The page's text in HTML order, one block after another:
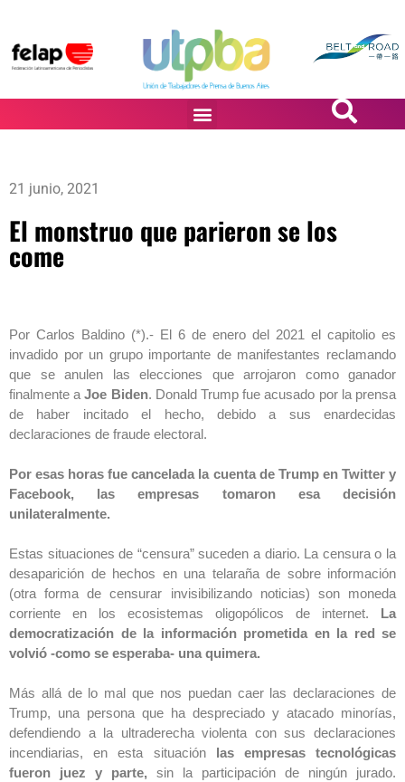
21 junio, 2021
El monstruo que parieron se los
come
Por Carlos Baldino (*).- El 6 de enero del 2021 el capitolio es
invadido por un grupo importante de manifestantes reclamando
que se anulen las elecciones que arrojaron como ganador
finalmente aJoe Biden. Donald Trump fue acusado por la prensa
de haber incitado el hecho, debido a sus enardecidas
declaraciones de fraude electoral.
Por esas horas fue cancelada la cuenta de Trump en Twitter y
Facebook, las empresas tomaron esa decisión
unilateralmente.
Estas situaciones de “censura” suceden a diario. La censura o la
desaparición de hechos en una telaraña de sobre información
(otra forma de censurar invisibilizando noticias) son moneda
corriente en los ecosistemas oligopólicos de internet. La
democratización de la información prometida en la red se
volvió -como se esperaba- una quimera.
Más allá de lo mal que nos puedan caer las declaraciones de
Trump, una persona que ha despreciado y atacado minorías,
defendiendo a la ultraderecha violenta con sus declaraciones
incendiarias, en esta situación las empresas tecnológicas
fueron juez y parte, sin la participación de ningún jurado.